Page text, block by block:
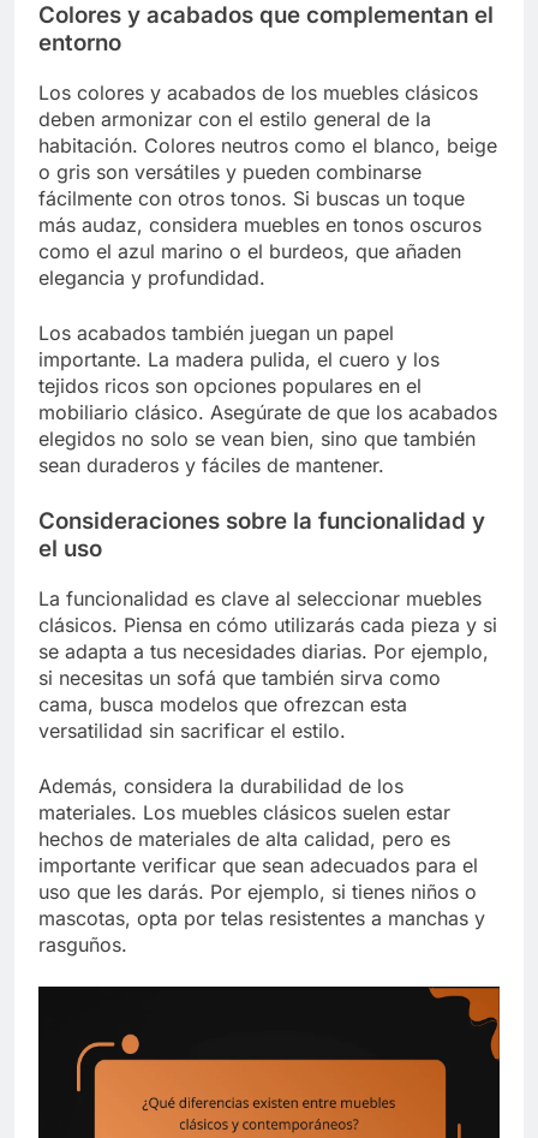
Colores y acabados que complementan el
entorno
Los colores y acabados de los muebles clásicos
deben armonizar con el estilo general de la
habitación. Colores neutros como el blanco, beige
o gris son versátiles y pueden combinarse
fácilmente con otros tonos. Si buscas un toque
más audaz, considera muebles en tonos oscuros
como el azul marino o el burdeos, que añaden
elegancia y profundidad.
Los acabados también juegan un papel
importante. La madera pulida, el cuero y los
tejidos ricos son opciones populares en el
mobiliario clásico. Asegúrate de que los acabados
elegidos no solo se vean bien, sino que también
sean duraderos y fáciles de mantener.
Consideraciones sobre la funcionalidad y
el uso
La funcionalidad es clave al seleccionar muebles
clásicos. Piensa en cómo utilizarás cada pieza y si
se adapta a tus necesidades diarias. Por ejemplo,
si necesitas un sofá que también sirva como
cama, busca modelos que ofrezcan esta
versatilidad sin sacrificar el estilo.
Además, considera la durabilidad de los
materiales. Los muebles clásicos suelen estar
hechos de materiales de alta calidad, pero es
importante verificar que sean adecuados para el
uso que les darás. Por ejemplo, si tienes niños o
mascotas, opta por telas resistentes a manchas y
rasguños.